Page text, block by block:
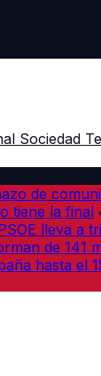
Sociedad
de
tiene la final
lleva a
de 141
hasta el